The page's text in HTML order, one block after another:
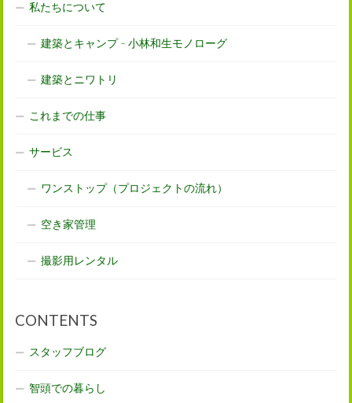
私たちについて
建築とキャンプ – 小林和生モノローグ
建築とニワトリ
これまでの仕事
サービス
ワンストップ（プロジェクトの流れ）
空き家管理
撮影用レンタル
CONTENTS
スタッフブログ
智頭での暮らし